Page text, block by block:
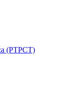
(PTPCT)